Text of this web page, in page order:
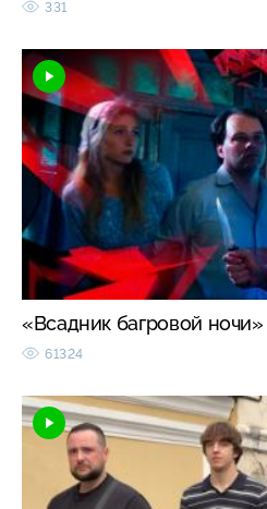
331
«Всадник багровой ночи»
61324